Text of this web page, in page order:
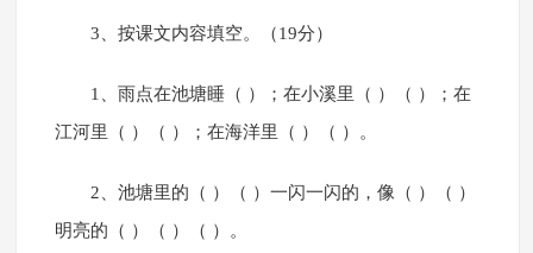
3、按课文内容填空。（19分）
1、雨点在池塘睡（ ）；在小溪里（ ）（ ）；在
江河里（ ）（ ）；在海洋里（ ）（ ）。
2、池塘里的（ ）（ ）一闪一闪的，像（ ）（ ）
明亮的（ ）（ ）（ ）。